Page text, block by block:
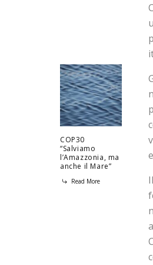
COP30
“Salviamo
l’Amazzonia, ma
anche il Mare”
Read More